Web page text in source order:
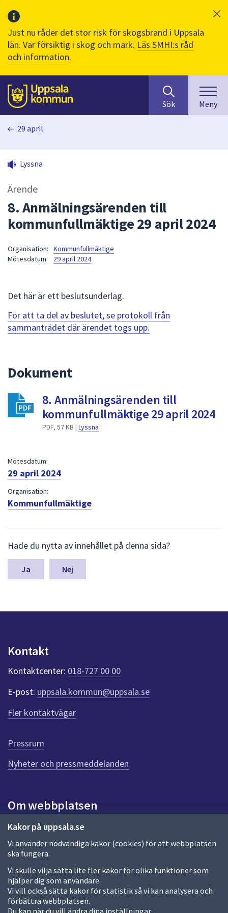
Just nu råder det stor risk för skogsbrand i Uppsala
län. Var försiktig i skog och mark. Läs SMHI:s råd
och information.
Till sidans
huvudinnehåll
efter
innehåll
på
sökfältet
kommer
sökförslag
för
att
navigera
för
att
Sök Meny
Kakor på uppsala.se
Vi använder nödvändiga kakor (cookies) för att webbplatsen
ska fungera.
Vi skulle vilja sätta lite fler kakor för olika funktioner som
hjälper dig som användare.
Vi vill också sätta kakor för statistik så vi kan analysera och
förbättra webbplatsen.
Du kan när du vill ändra dina inställningar.
29 april
Lyssna
Ärende
8. Anmälningsärenden till
kommunfullmäktige 29 april 2024
Organisation:
Kommunfullmäktige
Mötesdatum:
29 april 2024
Det här är ett beslutsunderlag.
För att ta del av beslutet, se protokoll från
sammanträdet där ärendet togs upp.
Dokument
8. Anmälningsärenden till
kommunfullmäktige 29 april 2024
PDF, 57 KB | Lyssna
Mötesdatum:
29 april 2024
Organisation:
Kommunfullmäktige
ä
m
a
n
k
t
e
r
f
ö
r
e
n
n
a
d
a
Hade du nytta av innehållet på denna sida?
Nej
Kontakt
Kontaktcenter: 018-727 00 00
E-post: uppsala.kommun@uppsala.se
Fler kontaktvägar
Pressrum
Nyheter och pressmeddelanden
Om webbplatsen
Om webbplatsen
Allmänna handlingar och diarium
Behandling av personuppgifter
Kakor
Språk (other languages)